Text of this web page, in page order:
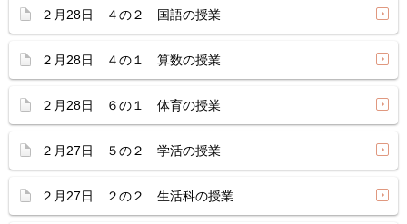
２月28日 ４の２ 国語の授業
２月28日 ４の１ 算数の授業
２月28日 ６の１ 体育の授業
２月27日 ５の２ 学活の授業
２月27日 ２の２ 生活科の授業